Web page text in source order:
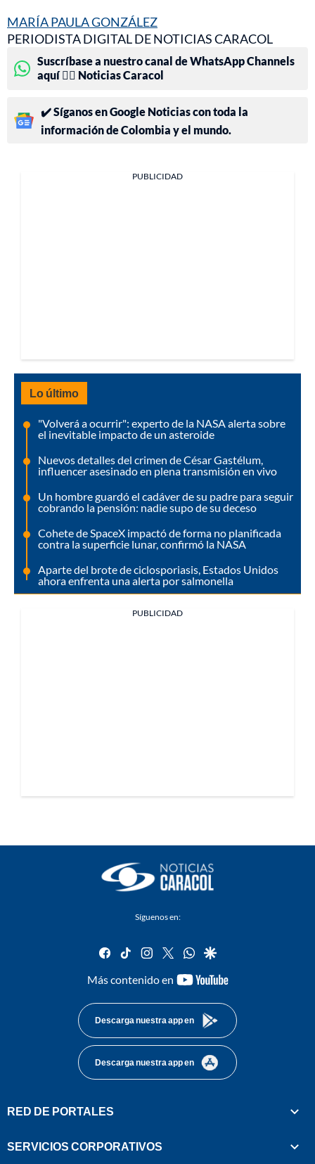
MARÍA PAULA GONZÁLEZ
PERIODISTA DIGITAL DE NOTICIAS CARACOL
Suscríbase a nuestro canal de WhatsApp Channels
aquí 👉🏻 Noticias Caracol
✔️ Síganos en Google Noticias con toda la
información de Colombia y el mundo.
PUBLICIDAD
Lo último
"Volverá a ocurrir": experto de la NASA alerta sobre
el inevitable impacto de un asteroide
Nuevos detalles del crimen de César Gastélum,
influencer asesinado en plena transmisión en vivo
Un hombre guardó el cadáver de su padre para seguir
cobrando la pensión: nadie supo de su deceso
Cohete de SpaceX impactó de forma no planificada
contra la superficie lunar, confirmó la NASA
Aparte del brote de ciclosporiasis, Estados Unidos
ahora enfrenta una alerta por salmonella
PUBLICIDAD
Síguenos en:
facebook
tiktok instagram
twitterwhatsapp
google
Más contenido en
youtube-
Descarga nuestra app en
Descarga nuestra app en
RED DE PORTALES
SERVICIOS CORPORATIVOS